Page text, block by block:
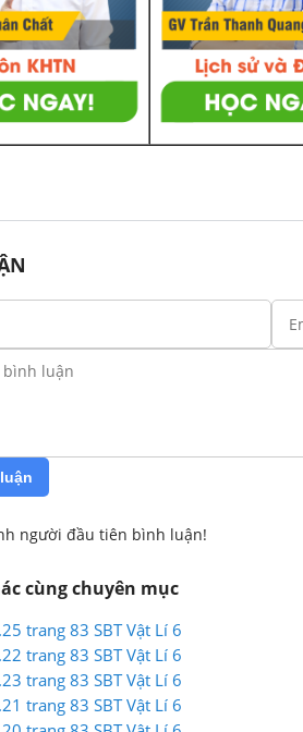
người đầu tiên bình luận!
cùng chuyên mục
trang 83 SBT Vật Lí 6
trang 83 SBT Vật Lí 6
trang 83 SBT Vật Lí 6
trang 83 SBT Vật Lí 6